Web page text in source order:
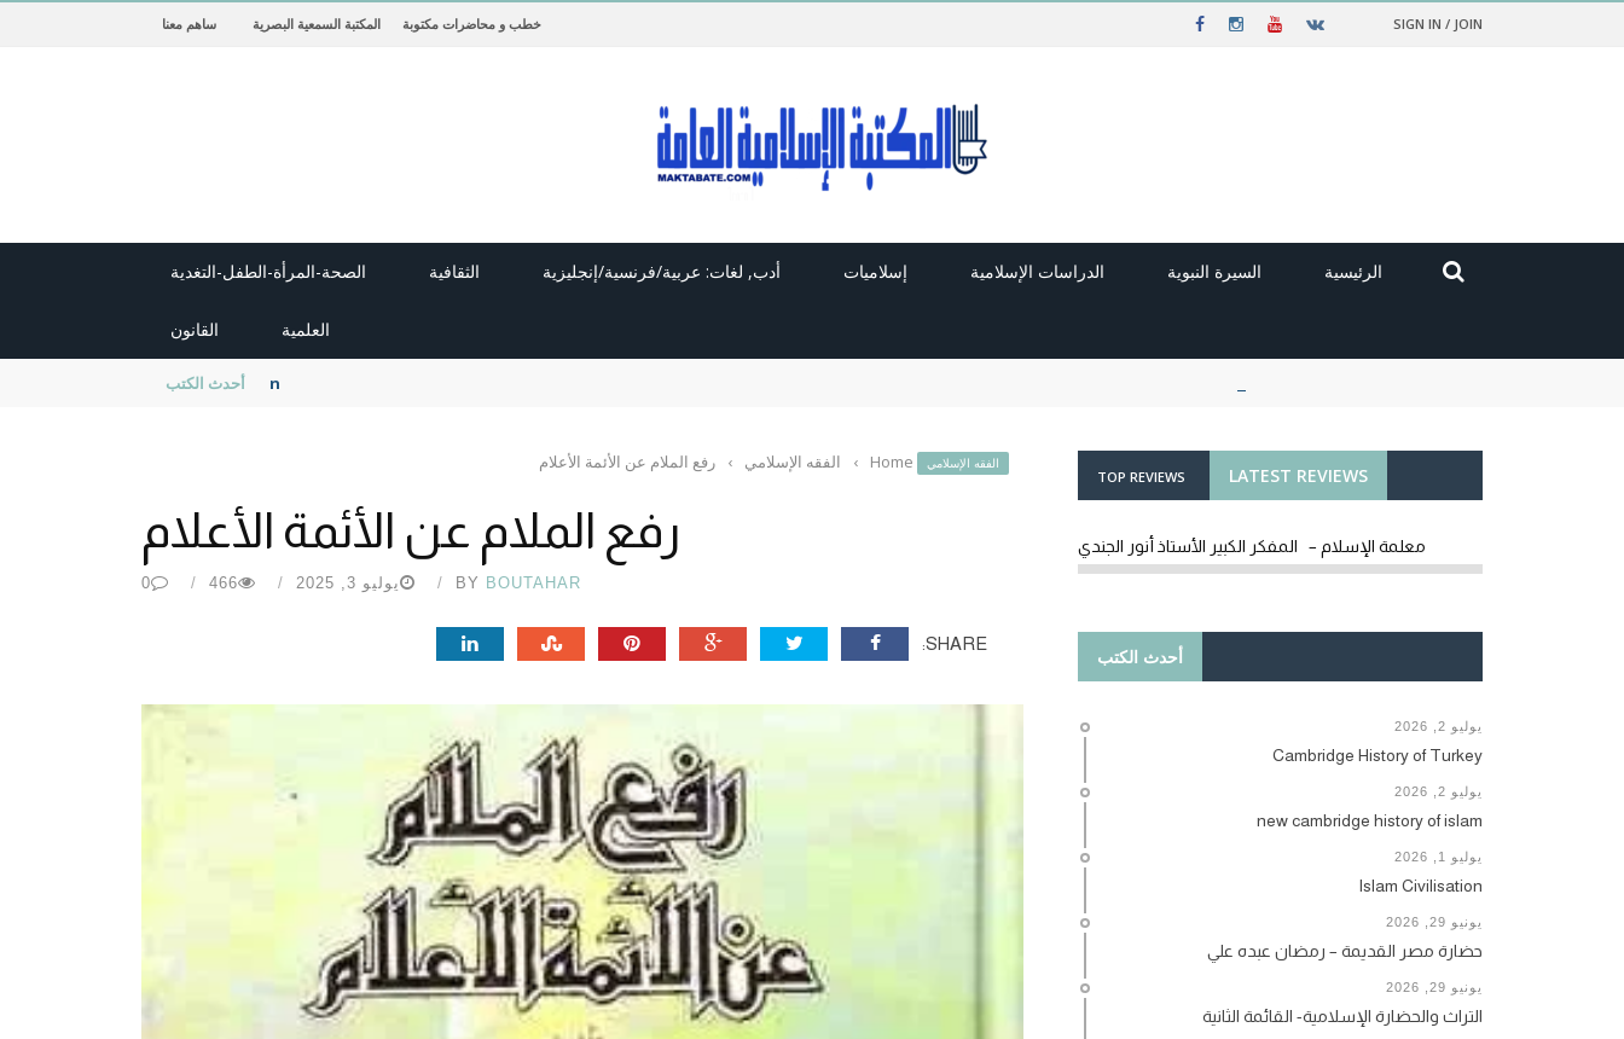
SIGN IN / JOIN خطب و محاضرات مكتوبة المكتبة السمعية البصرية ساهم معنا
الرئيسية السيرة النبوية الدراسات الإسلامية إسلاميات أدب, لغات: عربية/فرنسية/إنجليزية الثقافية الصحة-المرأة-الطفل-التغدية
العلمية القانون
أحدث الكتب new cambridge history of islam
الفقه الإسلامي Home
› الفقه الإسلامي › رفع الملام عن الأئمة الأعلام
رفع الملام عن الأئمة الأعلام
BY BOUTAHAR يوليو 3, 2025 466
0
SHARE:
LATEST REVIEWS
TOP REVIEWS
معلمة الإسلام – المفكر الكبير الأستاذ أنور الجندي
أحدث الكتب
يوليو 2, 2026
Cambridge History of Turkey
يوليو 2, 2026
new cambridge history of islam
يوليو 1, 2026
Islam Civilisation
يونيو 29, 2026
حضارة مصر القديمة – رمضان عبده علي
يونيو 29, 2026
التراث والحضارة الإسلامية- القائمة الثانية